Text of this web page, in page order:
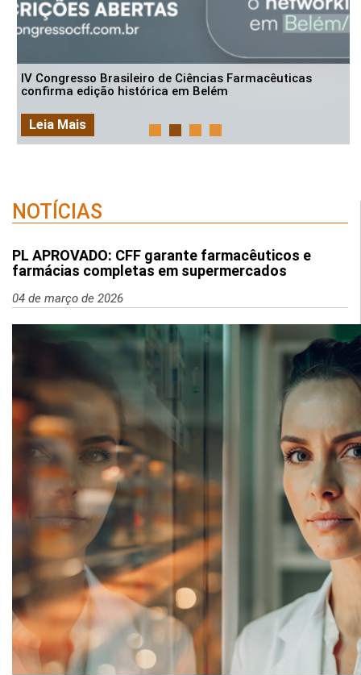
IV Congresso Brasileiro de Ciências Farmacêuticas
confirma edição histórica em Belém
Leia Mais
NOTÍCIAS
PL APROVADO: CFF garante farmacêuticos e
farmácias completas em supermercados
04 de março de 2026